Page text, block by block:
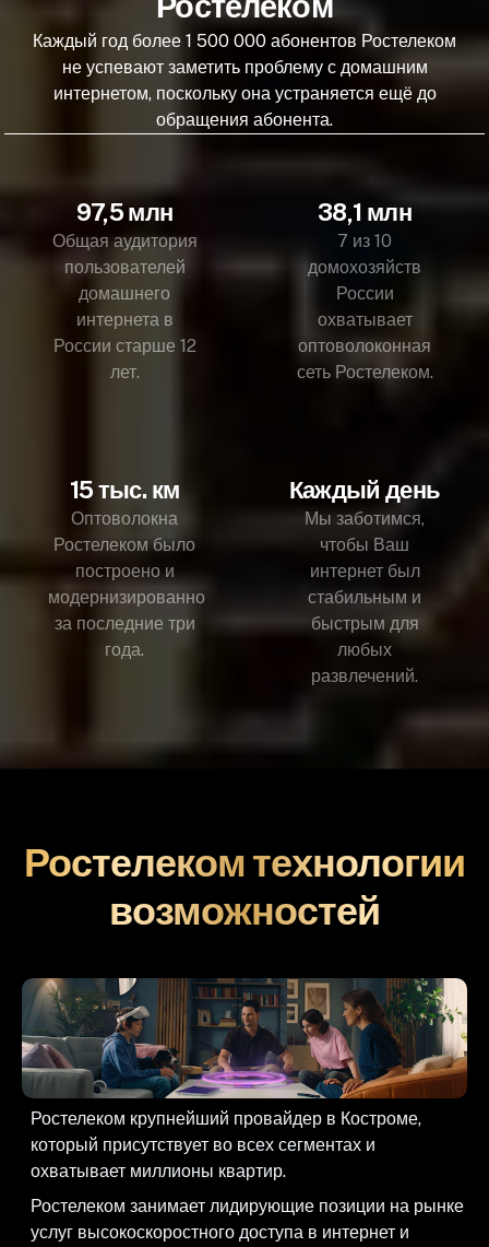
Каждый год более 1 500 000 абонентов Ростелеком
не успевают заметить проблему с домашним
интернетом, поскольку она устраняется ещё до
обращения абонента.
97,5 млн
Общая аудитория
пользователей
домашнего
интернета в
России старше 12
лет.
38,1 млн
7 из 10
домохозяйств
России
охватывает
оптоволоконная
сеть Ростелеком.
15 тыс. км
Оптоволокна
Ростелеком было
построено и
модернизированно
за последние три
года.
Каждый день
Мы заботимся,
чтобы Ваш
интернет был
стабильным и
быстрым для
любых
развлечений.
Ростелеком технологии
возможностей
Ростелеком крупнейший провайдер в Костроме,
который присутствует во всех сегментах и
охватывает миллионы квартир.
Ростелеком занимает лидирующие позиции на рынке
услуг высокоскоростного доступа в интернет и